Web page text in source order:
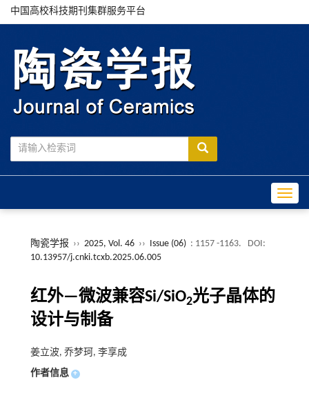
中国高校科技期刊集群服务平台
陶瓷学报 ›› 2025, Vol. 46 ›› Issue (06) : 1157 -1163.
DOI:
10.13957/j.cnki.tcxb.2025.06.005
红外—微波兼容Si/SiO2光子晶体的
设计与制备
姜立波, 乔梦珂, 李享成
作者信息 +